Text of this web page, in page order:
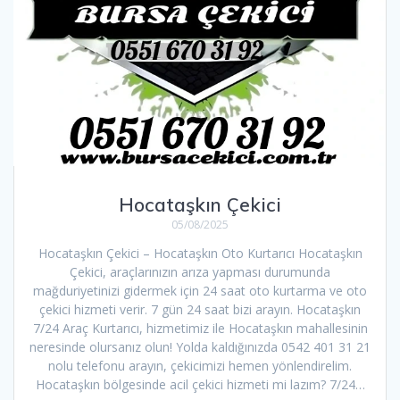
Hocataşkın Çekici
05/08/2025
Hocataşkın Çekici – Hocataşkın Oto Kurtarıcı Hocataşkın
Çekici, araçlarınızın arıza yapması durumunda
mağduriyetinizi gidermek için 24 saat oto kurtarma ve oto
çekici hizmeti verir. 7 gün 24 saat bizi arayın. Hocataşkın
7/24 Araç Kurtarıcı, hizmetimiz ile Hocataşkın mahallesinin
neresinde olursanız olun! Yolda kaldığınızda 0542 401 31 21
nolu telefonu arayın, çekicimizi hemen yönlendirelim.
Hocataşkın bölgesinde acil çekici hizmeti mi lazım? 7/24…